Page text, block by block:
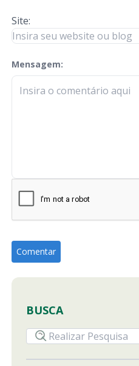
Site:
Mensagem:
check-terms
BUSCA